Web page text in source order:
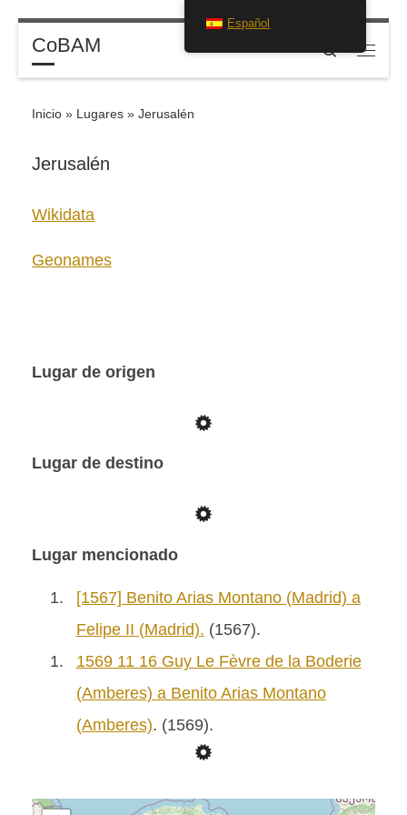
Saltar al contenido
CoBAM
Search
Inicio » Lugares » Jerusalén
Jerusalén
Wikidata
Geonames
Lugar de origen
Lugar de destino
Lugar mencionado
1.
[1567] Benito Arias Montano (Madrid) a
Felipe II (Madrid). (1567).
1.
1569 11 16 Guy Le Fèvre de la Boderie
(Amberes) a Benito Arias Montano
(Amberes). (1569).
Español